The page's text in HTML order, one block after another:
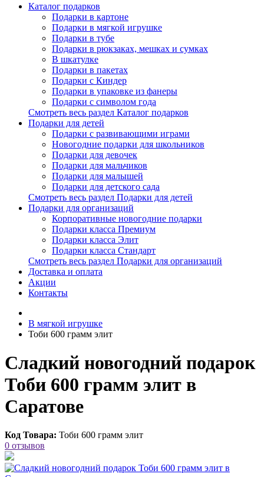
Каталог подарков
Подарки в картоне
Подарки в мягкой игрушке
Подарки в тубе
Подарки в рюкзаках, мешках и сумках
В шкатулке
Подарки в пакетах
Подарки с Киндер
Подарки в упаковке из фанеры
Подарки с символом года
Смотреть весь раздел Каталог подарков
Подарки для детей
Подарки с развивающими играми
Новогодние подарки для школьников
Подарки для девочек
Подарки для мальчиков
Подарки для малышей
Подарки для детского сада
Смотреть весь раздел Подарки для детей
Подарки для организаций
Корпоративные новогодние подарки
Подарки класса Премиум
Подарки класса Элит
Подарки класса Стандарт
Смотреть весь раздел Подарки для организаций
Доставка и оплата
Акции
Контакты
В мягкой игрушке
Тоби 600 грамм элит
Сладкий новогодний подарок
Тоби 600 грамм элит в
Саратове
Код Товара: Тоби 600 грамм элит
0 отзывов